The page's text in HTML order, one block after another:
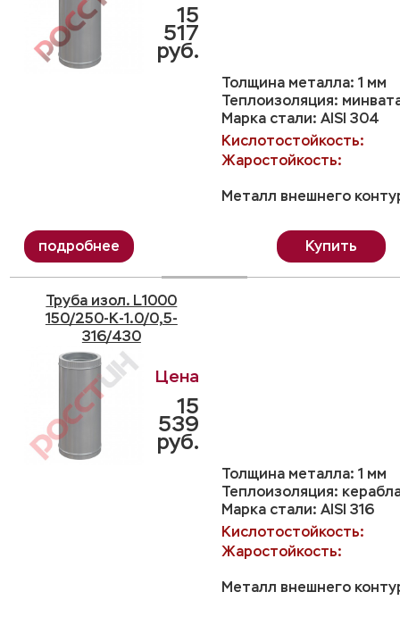
Толщина металла: 1 мм
Теплоизоляция:
Марка стали: AISI 304
Кислотостойкость:
Жаростойкость:
Металл внешнего
15
517
руб.
Купить
Труба изол. L1000
150/250-K-1.0/0,5-
316/430
Толщина металла: 1 мм
Теплоизоляция:
Марка стали: AISI 316
Кислотостойкость:
Жаростойкость:
Металл внешнего
15
539
руб.